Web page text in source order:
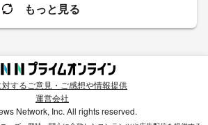
もっと見る
するご意見・ご感想や情報提供
運営会社
Network, Inc. All rights reserved.